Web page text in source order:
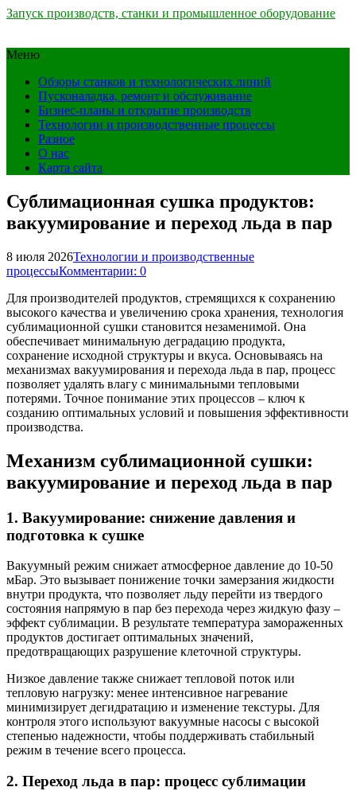
Запуск производств, станки и промышленное оборудование
Меню
Обзоры станков и технологических линий
Пусконаладка, ремонт и обслуживание
Бизнес-планы и открытие производств
Технологии и производственные процессы
Разное
О нас
Карта сайта
Сублимационная сушка продуктов:
вакуумирование и переход льда в пар
8 июля 2026Технологии и производственные
процессыКомментарии: 0
Для производителей продуктов, стремящихся к сохранению
высокого качества и увеличению срока хранения, технология
сублимационной сушки становится незаменимой. Она
обеспечивает минимальную деградацию продукта,
сохранение исходной структуры и вкуса. Основываясь на
механизмах вакуумирования и перехода льда в пар, процесс
позволяет удалять влагу с минимальными тепловыми
потерями. Точное понимание этих процессов – ключ к
созданию оптимальных условий и повышения эффективности
производства.
Механизм сублимационной сушки:
вакуумирование и переход льда в пар
1. Вакуумирование: снижение давления и
подготовка к сушке
Вакуумный режим снижает атмосферное давление до 10-50
мБар. Это вызывает понижение точки замерзания жидкости
внутри продукта, что позволяет льду перейти из твердого
состояния напрямую в пар без перехода через жидкую фазу –
эффект сублимации. В результате температура замораженных
продуктов достигает оптимальных значений,
предотвращающих разрушение клеточной структуры.
Низкое давление также снижает тепловой поток или
тепловую нагрузку: менее интенсивное нагревание
минимизирует дегидратацию и изменение текстуры. Для
контроля этого используют вакуумные насосы с высокой
степенью надежности, чтобы поддерживать стабильный
режим в течение всего процесса.
2. Переход льда в пар: процесс сублимации